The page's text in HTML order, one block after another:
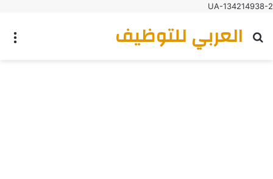
UA-134214938-2
العربي للتوظيف
بحث عن